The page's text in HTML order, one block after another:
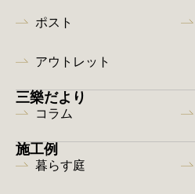
ポスト
アウトレット
三樂だより
コラム
施工例
暮らす庭